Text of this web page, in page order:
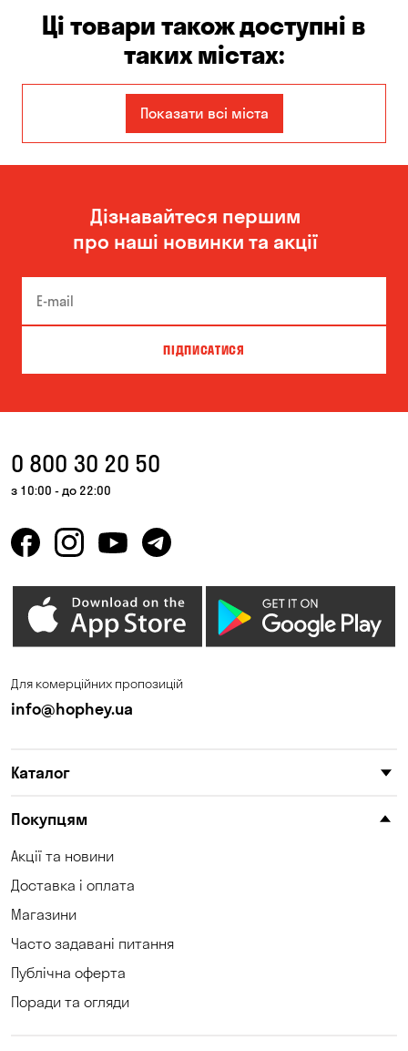
Ці товари також доступні в
таких містах:
Кам'янське Київ
Одеса Олександрівка
Чорноморськ
Показати всі міста
Дізнавайтеся першим
про наші новинки та акції
ПІДПИСАТИСЯ
0 800 30 20 50
з 10:00 - до 22:00
Для комерційних пропозицій
info@hophey.ua
Каталог
Покупцям
Акції та новини
Доставка і оплата
Магазини
Часто задавані питання
Публічна оферта
Поради та огляди